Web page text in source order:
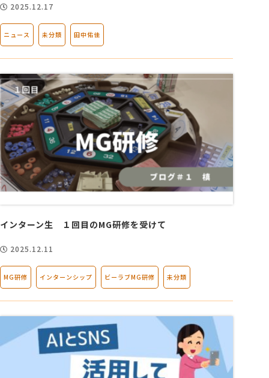
2025.12.17
ニュース 未分類 田中佑佳
インターン生 １回目のMG研修を受けて
2025.12.11
MG研修 インターンシップ ビーラブMG研修 未分類